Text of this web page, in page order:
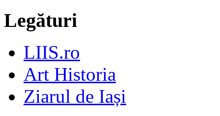
Legături
LIIS.ro
Art Historia
Ziarul de Iași